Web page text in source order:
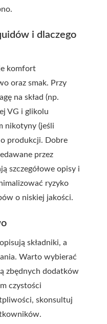
i dlaczego
komfort
oraz smak. Przy
na skład (np.
VG i glikolu
nikotyny (jeśli
produkcji. Dobre
przez
szczegółowe opisy i
ryzyko
o niskiej jakości.
składniki, a
Warto wybierać
zbędnych dodatków
czystości
skonsultuj